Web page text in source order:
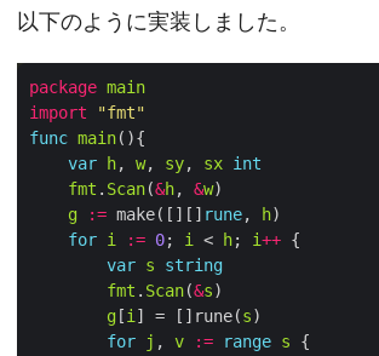
以下のように実装しました。
package main
import
"fmt"
func main
var
h, w, sy, sx int
fmt . Scan(&h, &w
g
:= make([][] rune, h
for i := 0; i < h; i++
var s
string
fmt . Scan(&s
g [i ] = []rune(s
for
j , v := range s